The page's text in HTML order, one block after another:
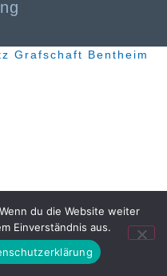
Grafschaft Bentheim
du die Website weiter
Einverständnis aus.